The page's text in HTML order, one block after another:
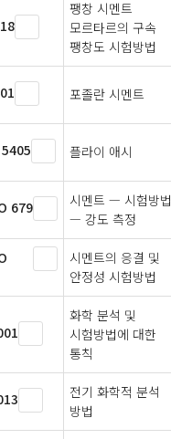
팽창 시멘트
모르타르의 구속
팽창도 시험방법
포졸란 시멘트
플라이 애시
679
시멘트 — 시험방법
— 강도 측정
시멘트의 응결 및
안정성 시험방법
화학 분석 및
시험방법에 대한
통칙
전기 화학적 분석
방법